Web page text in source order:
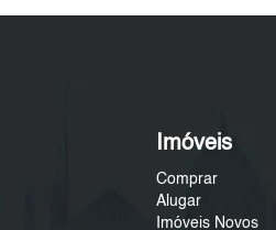
Imóveis
Comprar
Alugar
Imóveis Novos